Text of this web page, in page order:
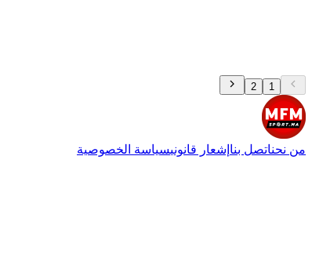
1
2
من نحناتصل بنا إشعار قانونيسياسة الخصوصية